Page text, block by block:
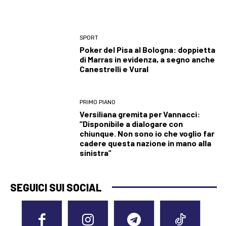
SPORT
Poker del Pisa al Bologna: doppietta
di Marras in evidenza, a segno anche
Canestrelli e Vural
PRIMO PIANO
Versiliana gremita per Vannacci:
“Disponibile a dialogare con
chiunque. Non sono io che voglio far
cadere questa nazione in mano alla
sinistra”
SEGUICI SUI SOCIAL